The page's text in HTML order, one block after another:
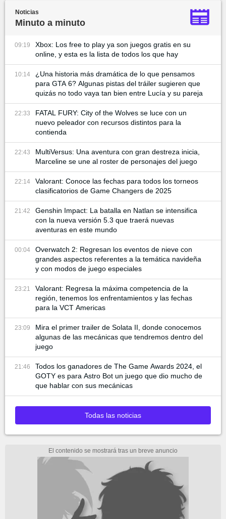
Noticias
Minuto a minuto
09:19
Xbox: Los free to play ya son juegos gratis en su
online, y esta es la lista de todos los que hay
10:14
¿Una historia más dramática de lo que pensamos
para GTA 6? Algunas pistas del tráiler sugieren que
quizás no todo vaya tan bien entre Lucía y su pareja
22:33
FATAL FURY: City of the Wolves se luce con un
nuevo peleador con recursos distintos para la
contienda
22:43
MultiVersus: Una aventura con gran destreza inicia,
Marceline se une al roster de personajes del juego
22:14
Valorant: Conoce las fechas para todos los torneos
clasificatorios de Game Changers de 2025
21:42
Genshin Impact: La batalla en Natlan se intensifica
con la nueva versión 5.3 que traerá nuevas
aventuras en este mundo
00:04
Overwatch 2: Regresan los eventos de nieve con
grandes aspectos referentes a la temática navideña
y con modos de juego especiales
23:21
Valorant: Regresa la máxima competencia de la
región, tenemos los enfrentamientos y las fechas
para la VCT Americas
23:09
Mira el primer trailer de Solata II, donde conocemos
algunas de las mecánicas que tendremos dentro del
juego
21:46
Todos los ganadores de The Game Awards 2024, el
GOTY es para Astro Bot un juego que dio mucho de
que hablar con sus mecánicas
Todas las noticias